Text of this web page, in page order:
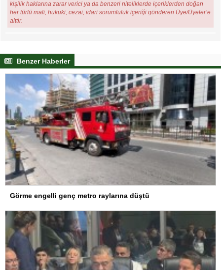
kişilik haklarına zarar verici ya da benzeri niteliklerde içeriklerden doğan
her türlü mali, hukuki, cezai, idari sorumluluk içeriği gönderen Üye/Üyeler’e
aittir.
Benzer Haberler
Görme engelli genç metro raylarına düştü